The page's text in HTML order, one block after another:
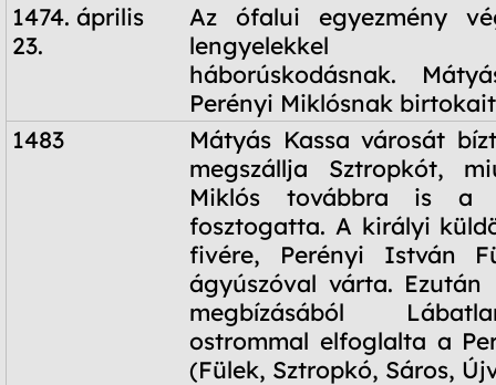
1474. április
23.
Az ófalui egyezmény
lengyelekkel
háborúskodásnak.
Perényi Miklósnak
1483
Mátyás Kassa városát
megszállja Sztropkót,
Miklós továbbra is a
fosztogatta. A királyi
fivére, Perényi István
ágyúszóval várta. Ezután
megbízásából
ostrommal elfoglalta a
(Fülek, Sztropkó, Sáros,